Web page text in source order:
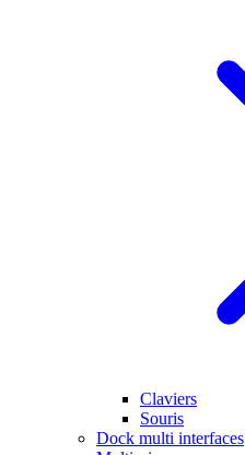
Claviers
Souris
Dock multi interfaces